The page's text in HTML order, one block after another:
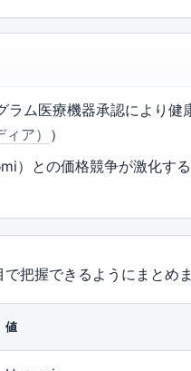
ラム医療機器承認により健
ア） ）
）との価格競争が激化す
把握できるようにまとめ
値